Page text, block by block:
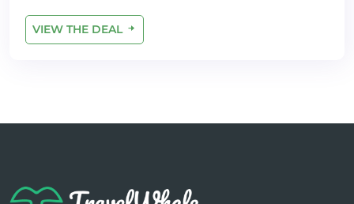
VIEW THE DEAL